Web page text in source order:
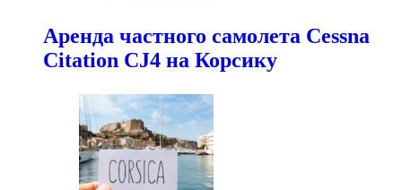
Аренда частного самолета Cessna
Citation CJ4 на Корсику